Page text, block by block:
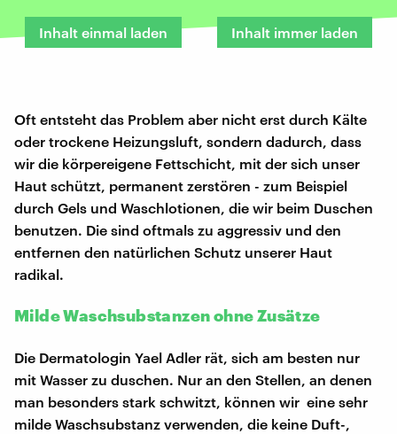
Inhalt einmal laden Inhalt immer laden
Oft entsteht das Problem aber nicht erst durch Kälte
oder trockene Heizungsluft, sondern dadurch, dass
wir die körpereigene Fettschicht, mit der sich unser
Haut schützt, permanent zerstören - zum Beispiel
durch Gels und Waschlotionen, die wir beim Duschen
benutzen. Die sind oftmals zu aggressiv und den
entfernen den natürlichen Schutz unserer Haut
radikal.
Milde Waschsubstanzen ohne Zusätze
Die Dermatologin Yael Adler rät, sich am besten nur
mit Wasser zu duschen. Nur an den Stellen, an denen
man besonders stark schwitzt, können wir eine sehr
milde Waschsubstanz verwenden, die keine Duft-,